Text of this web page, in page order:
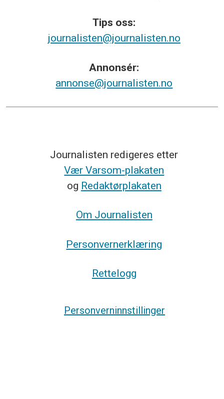
Tips oss:
journalisten@journalisten.no
Annonsér:
annonse@journalisten.no
Journalisten redigeres etter
Vær Varsom-plakaten
og Redaktørplakaten
Om Journalisten
Personvernerklæring
Rettelogg
Personverninnstillinger